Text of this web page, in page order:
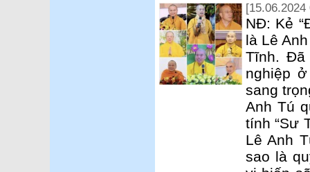
[15.06.2024
NĐ: Kẻ
là Lê
Tĩnh.
nghiệp
sang
Anh Tú
tính “Sư
Lê Anh
sao là